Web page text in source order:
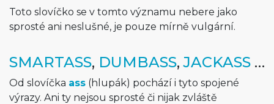
Toto slovíčko se v tomto významu nebere jako
sprosté ani neslušné, je pouze mírně vulgární.
SMARTASS, DUMBASS,JACKASS …
Od slovíčka ass (hlupák) pochází i tyto spojené
výrazy. Ani ty nejsou sprosté či nijak zvláště